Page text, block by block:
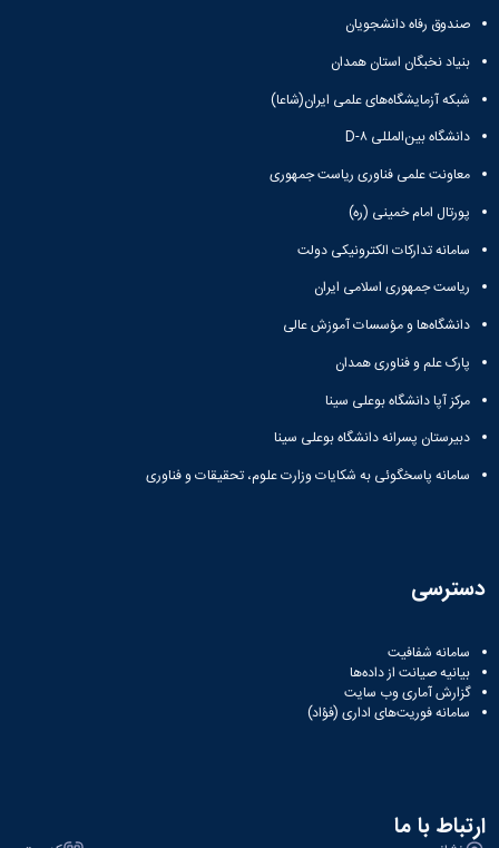
فصلنامه
معاونت
پژوهش
و
صندوق رفاه دانشجویان
بنیاد نخبگان استان همدان
شبکه آزمایشگاه‌های علمی ایران(شاعا)
دانشگاه بین‌المللی D-۸
معاونت علمی فناوری ریاست جمهوری
پورتال امام خمینی (ره)
سامانه تدارکات الکترونیکی دولت
ریاست جمهوری اسلامی ایران
دانشگاه‌ها و مؤسسات آموزش عالی
پارک علم و فناوری همدان
مرکز آپا دانشگاه بوعلی سینا
دبیرستان پسرانه دانشگاه بوعلی سینا
سامانه پاسخگوئی به شکایات وزارت علوم، تحقیقات و فناوری
دسترسی
سامانه شفافیت
بیانیه صیانت از داده‌ها
گزارش آماری وب‌ سایت
سامانه فوریت‌های اداری (فؤاد)
ارتباط با ما